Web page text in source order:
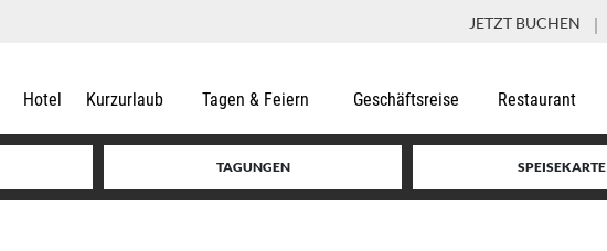
JETZT BUCHEN
Hotel Kurzurlaub Tagen & Feiern Geschäftsreise Restaurant
TAGUNGEN SPEISEKARTE